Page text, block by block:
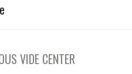
VIDE CENTER